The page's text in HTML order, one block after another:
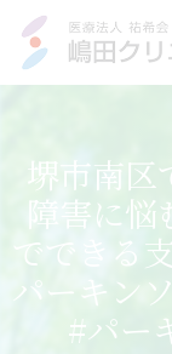
堺市南区
障害に悩
でできる
パーキン
#パー